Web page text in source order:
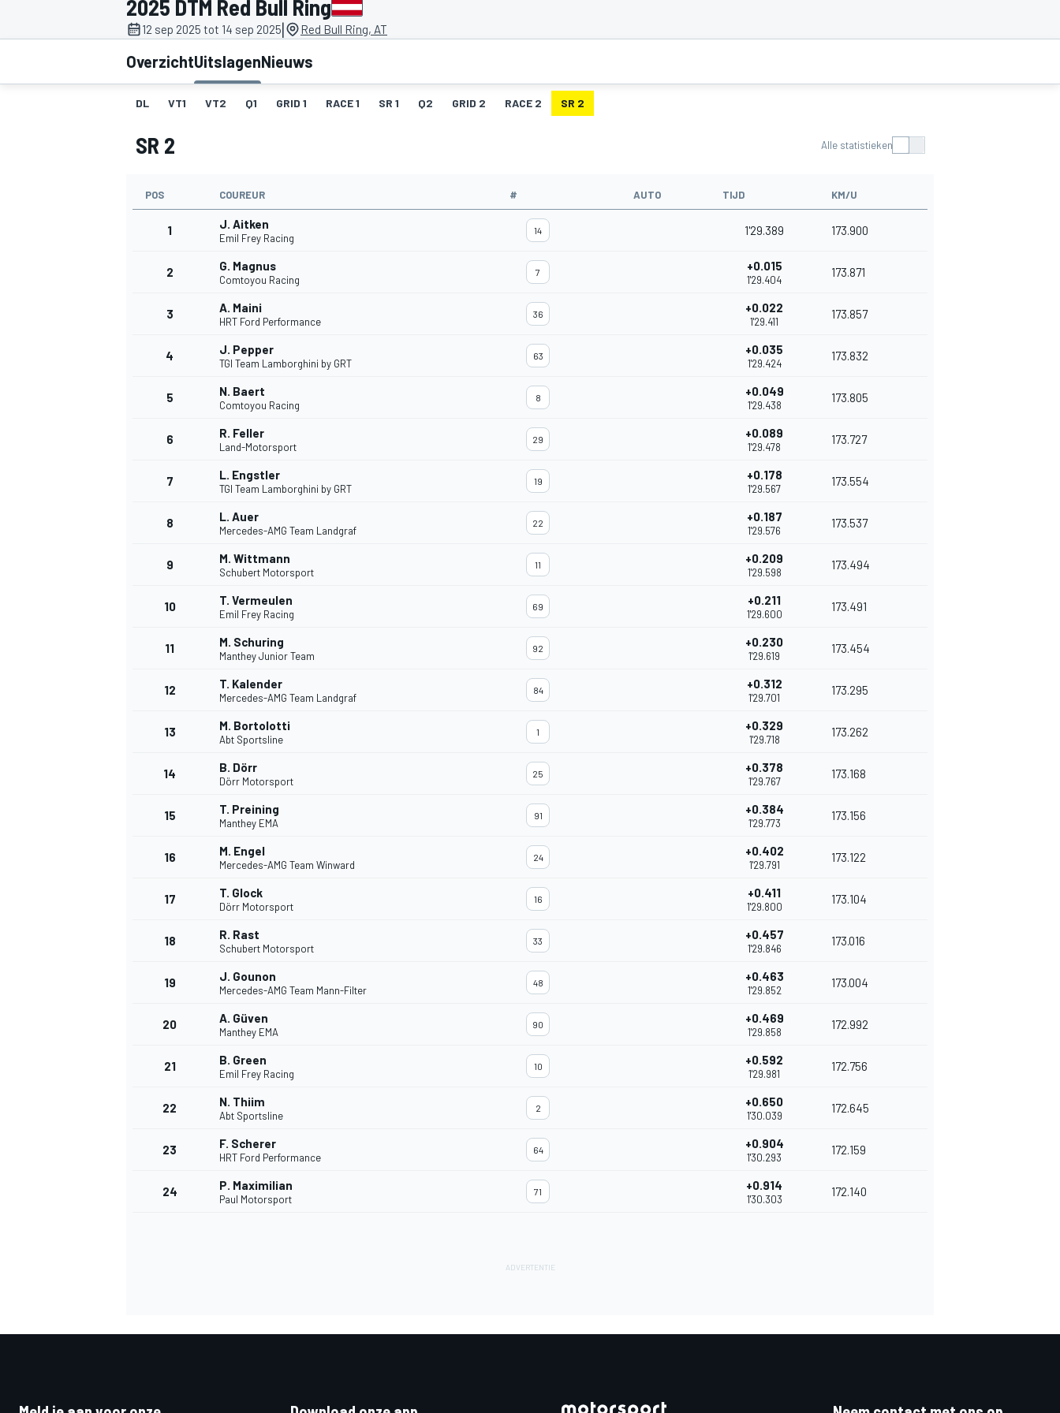
DTM
2025 DTM Red Bull Ring
12 sep 2025 tot 14 sep 2025| Red Bull Ring, AT
OverzichtUitslagenNieuws
DL VT1 VT2 Q1 GRID 1 RACE 1 SR 1 Q2 GRID 2 RACE 2 SR 2
SR 2 Alle statistieken
POS COUREUR # AUTO TIJD KM/U
1 J. Aitken
Emil Frey Racing
14 1'29.389 173.900
2 G. Magnus
Comtoyou Racing
7 +0.015
1'29.404
173.871
3 A. Maini
HRT Ford Performance
36 +0.022
1'29.411
173.857
4 J. Pepper
TGI Team Lamborghini by GRT
63 +0.035
1'29.424
173.832
5 N. Baert
Comtoyou Racing
8 +0.049
1'29.438
173.805
6 R. Feller
Land-Motorsport
29 +0.089
1'29.478
173.727
7 L. Engstler
TGI Team Lamborghini by GRT
19 +0.178
1'29.567
173.554
8 L. Auer
Mercedes-AMG Team Landgraf
22 +0.187
1'29.576
173.537
9 M. Wittmann
Schubert Motorsport
11 +0.209
1'29.598
173.494
10 T. Vermeulen
Emil Frey Racing
69 +0.211
1'29.600
173.491
11 M. Schuring
Manthey Junior Team
92 +0.230
1'29.619
173.454
12 T. Kalender
Mercedes-AMG Team Landgraf
84 +0.312
1'29.701
173.295
13 M. Bortolotti
Abt Sportsline
1 +0.329
1'29.718
173.262
14 B. Dörr
Dörr Motorsport
25 +0.378
1'29.767
173.168
15 T. Preining
Manthey EMA
91 +0.384
1'29.773
173.156
16 M. Engel
Mercedes-AMG Team Winward
24 +0.402
1'29.791
173.122
17 T. Glock
Dörr Motorsport
16 +0.411
1'29.800
173.104
18 R. Rast
Schubert Motorsport
33 +0.457
1'29.846
173.016
19 J. Gounon
Mercedes-AMG Team Mann-Filter
48 +0.463
1'29.852
173.004
20 A. Güven
Manthey EMA
90 +0.469
1'29.858
172.992
21 B. Green
Emil Frey Racing
10 +0.592
1'29.981
172.756
22 N. Thiim
Abt Sportsline
2 +0.650
1'30.039
172.645
23 F. Scherer
HRT Ford Performance
64 +0.904
1'30.293
172.159
24 P. Maximilian
Paul Motorsport
71 +0.914
1'30.303
172.140